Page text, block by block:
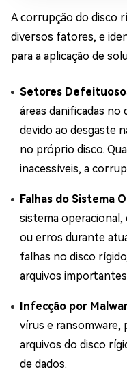
A corrupção do disco
diversos fatores, e
para a aplicação de
Setores
áreas danificadas
devido ao desgaste
no próprio disco.
inacessíveis, a
Falhas do Sistema
sistema
ou erros durante
falhas no disco
arquivos
Infecção por
vírus e ransomware,
arquivos do disco
de dados.